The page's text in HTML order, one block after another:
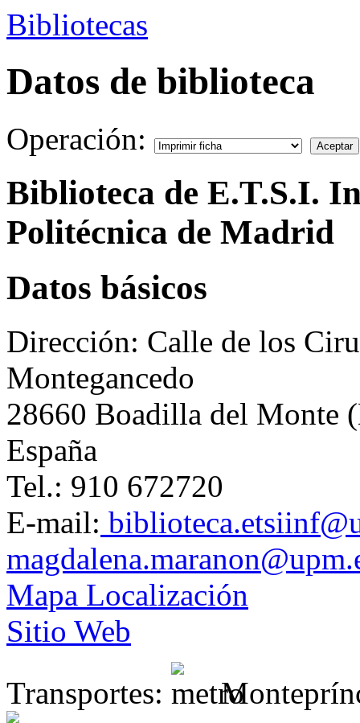
Bibliotecas
Datos de biblioteca
Operación:
Biblioteca de E.T.S.I.
Politécnica de Madrid
Datos básicos
Dirección: Calle de los
Montegancedo
28660 Boadilla del Monte
España
Tel.: 910 672720
E-mail:
Mapa Localización
Sitio Web
Transportes: